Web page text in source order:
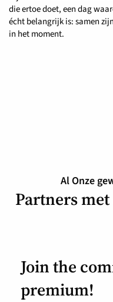
die ertoe doet, een dag
écht belangrijk is: samen
in het moment.
Al Onze
Partners
Join the
premium!